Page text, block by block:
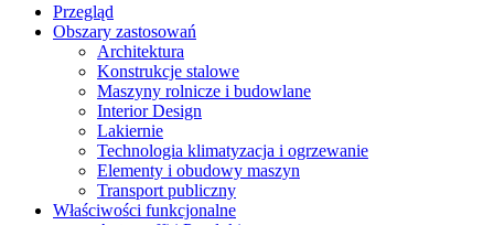
Przegląd
Obszary zastosowań
Architektura
Konstrukcje stalowe
Maszyny rolnicze i budowlane
Interior Design
Lakiernie
Technologia klimatyzacja i ogrzewanie
Elementy i obudowy maszyn
Transport publiczny
Właściwości funkcjonalne